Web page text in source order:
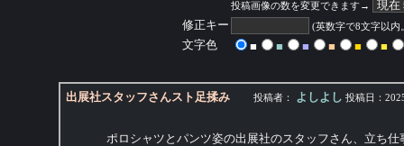
投稿画像の数を変更できます→
修正キー (英数字で8文字以内
文字色 ■ ■ ■ ■ ■ ■
出展社スタッフさんスト足揉み 投稿者： よしよし 投稿日：
ポロシャツとパンツ姿の出展社のスタッフさん、立ち